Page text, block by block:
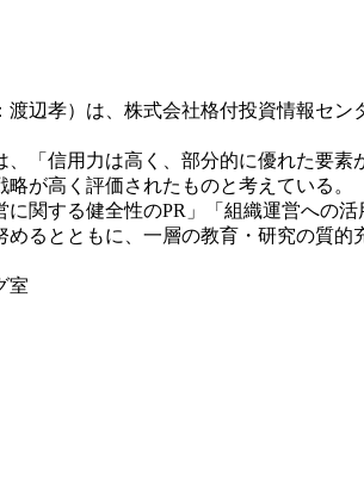
辺孝）は、株式会社格付投資情報セ
「信用力は高く、部分的に優れた要
が高く評価されたものと考えている。
関する健全性のPR」「組織運営への活
るとともに、一層の教育・研究の質的
室